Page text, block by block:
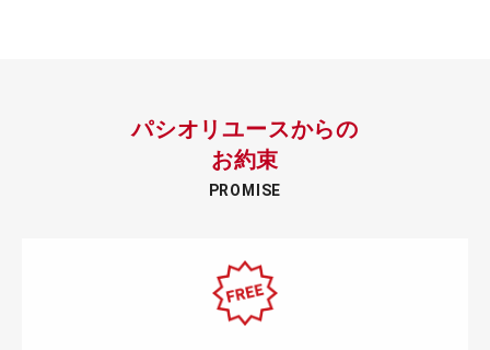
パシオリユースからの
お約束
PROMISE